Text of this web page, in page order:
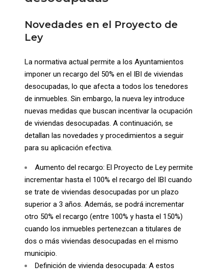
Novedades en el Proyecto de
Ley
La normativa actual permite a los Ayuntamientos
imponer un recargo del 50% en el IBI de viviendas
desocupadas, lo que afecta a todos los tenedores
de inmuebles. Sin embargo, la nueva ley introduce
nuevas medidas que buscan incentivar la ocupación
de viviendas desocupadas. A continuación, se
detallan las novedades y procedimientos a seguir
para su aplicación efectiva.
Aumento del recargo: El Proyecto de Ley permite
incrementar hasta el 100% el recargo del IBI cuando
se trate de viviendas desocupadas por un plazo
superior a 3 años. Además, se podrá incrementar
otro 50% el recargo (entre 100% y hasta el 150%)
cuando los inmuebles pertenezcan a titulares de
dos o más viviendas desocupadas en el mismo
municipio.
Definición de vivienda desocupada: A estos